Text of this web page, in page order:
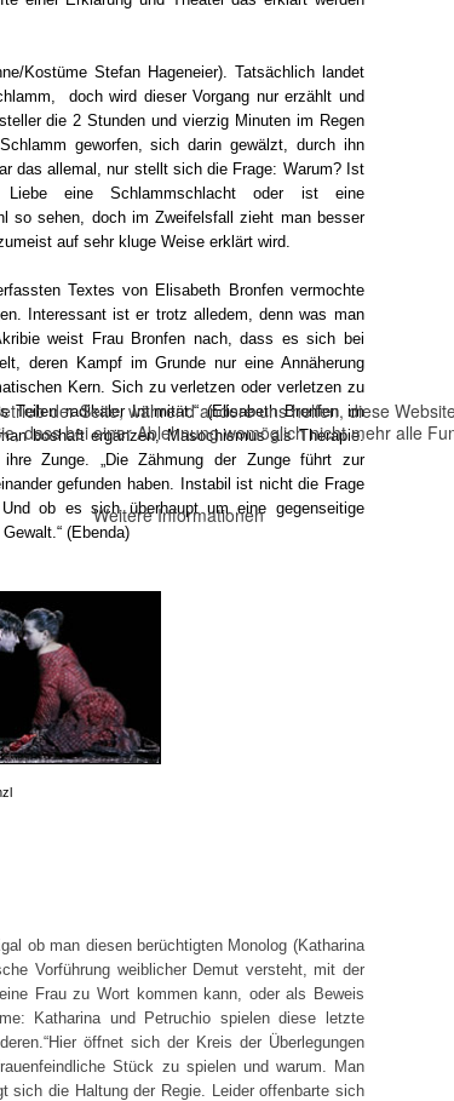
Kostüme Stefan Hageneier). Tatsächlich landet
doch wird dieser Vorgang nur erzählt und
die 2 Stunden und vierzig Minuten im Regen
geworfen, sich darin gewälzt, durch ihn
das allemal, nur stellt sich die Frage: Warum? Ist
eine Schlammschlacht oder ist eine
so sehen, doch im Zweifelsfall zieht man besser
auf sehr kluge Weise erklärt wird.
Textes von Elisabeth Bronfen vermochte
Interessant ist er trotz alledem, denn was man
weist Frau Bronfen nach, dass es sich bei
deren Kampf im Grunde nur eine Annäherung
Kern. Sich zu verletzen oder verletzen zu
radikaler Intimität.“ (Elisabeth Bronfen im
boshaft ergänzen, Masochismus als Therapie.
Zunge. „Die Zähmung der Zunge führt zur
gefunden haben. Instabil ist nicht die Frage
ob es sich überhaupt um eine gegenseitige
(Ebenda)
ob man diesen berüchtigten Monolog (Katharina
Vorführung weiblicher Demut versteht, mit der
Frau zu Wort kommen kann, oder als Beweis
Katharina und Petruchio spielen diese letzte
öffnet sich der Kreis der Überlegungen
Stück zu spielen und warum. Man
sich die Haltung der Regie. Leider offenbarte sich
der Seite, während andere uns helfen, diese
dass bei einer Ablehnung womöglich nicht mehr alle
Weitere Informationen